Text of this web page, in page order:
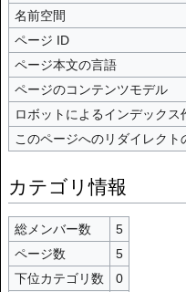
名前空間
ページ ID
ページ本文の言語
ページのコンテンツモデル
ロボットによるインデックス
このページへのリダイレクト
カテゴリ情報
総メンバー数
5
ページ数
5
下位カテゴリ数
0